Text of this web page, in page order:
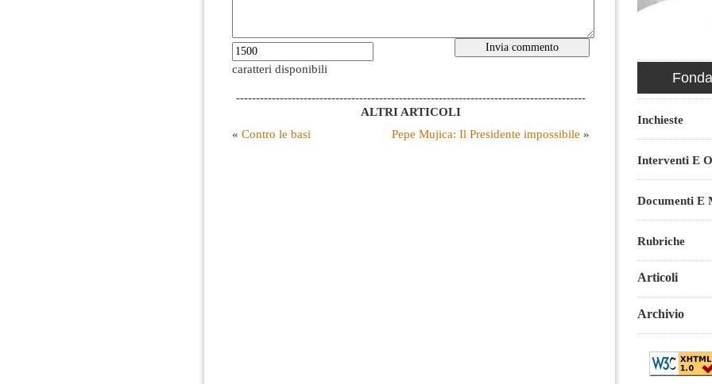
caratteri disponibili
----------------------------------------------------------------------------------------
ALTRI ARTICOLI
« Contro le basi Pepe Mujica: Il Presidente impossibile »
Inchieste
Interventi E
Documenti E
Rubriche
Articoli
Archivio